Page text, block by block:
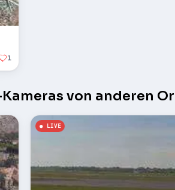
1
von anderen